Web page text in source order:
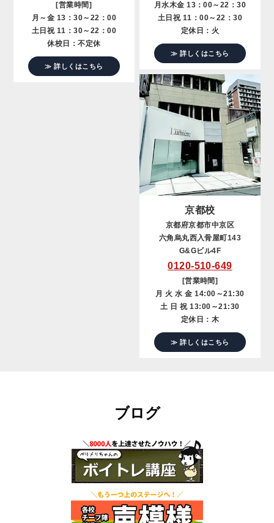
[営業時間]
月～金 13：30～22：00
土日祝 11：30～22：00
休校日：不定休
≫ 詳しくはこちら
月水木金 13：00～22：30
土日祝 11：00～22：30
定休日：火
≫ 詳しくはこちら
京都校
京都府京都市中京区
六角烏丸西入骨屋町143
G&Gビル4F
0120-510-649
[営業時間]
月 火 水 金 14:00～21:30
土 日 祝 13:00～21:30
定休日：木
≫ 詳しくはこちら
ブログ